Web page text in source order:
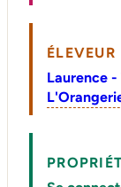
ÉLEVEUR
Laurence